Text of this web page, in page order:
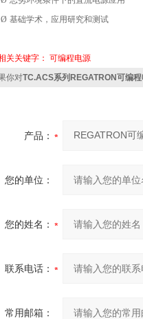
Ø 基础学术，应用研究和测试
关关键字： 可编程电源
你对TC.ACS系列REGATRON可编
产品：
您的单位：
您的姓名：
联系电话：
常用邮箱：